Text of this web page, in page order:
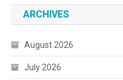
ARCHIVES
August 2026
July 2026